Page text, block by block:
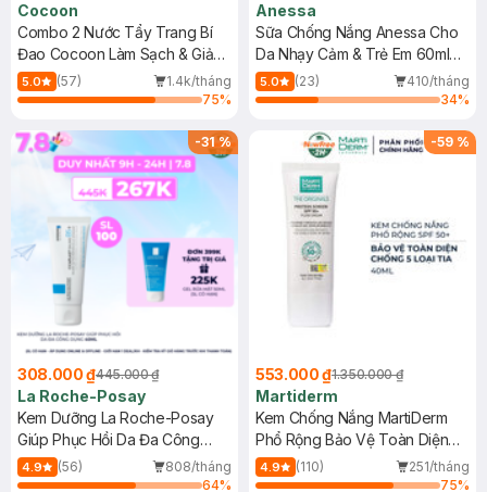
Cocoon
Combo 2 Nước Tẩy Trang Bí
Đao Cocoon Làm Sạch & Giảm
Dầu 500ml
5.0 (57)
1.4k/tháng
75%
Anessa
Sữa Chống Nắng Anessa Cho
Da Nhạy Cảm & Trẻ Em 60ml
(Mới)
5.0 (23)
410/tháng
34%
-31%
308.000 ₫445.000 ₫
La Roche-Posay
Kem Dưỡng La Roche-Posay
Giúp Phục Hồi Da Đa Công
Dụng 40ml
4.9 (56)
808/tháng
64%
-59 %
553.000 ₫1.350.000 ₫
Martiderm
Kem Chống Nắng MartiDerm
Phổ Rộng Bảo Vệ Toàn Diện
40ml
4.9 (110)
251/tháng
75%